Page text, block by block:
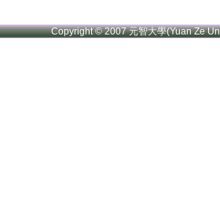
Copyright © 2007 元智大學(Yuan Ze